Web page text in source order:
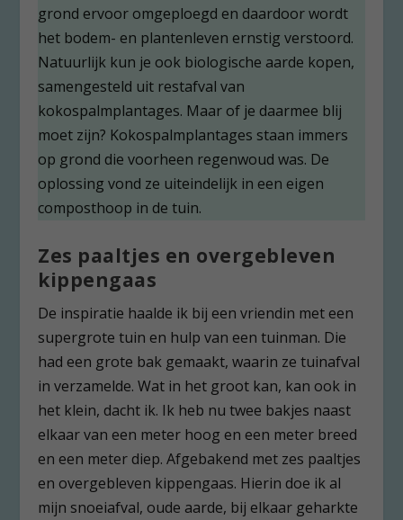
grond ervoor omgeploegd en daardoor wordt
het bodem- en plantenleven ernstig verstoord.
Natuurlijk kun je ook biologische aarde kopen,
samengesteld uit restafval van
kokospalmplantages. Maar of je daarmee blij
moet zijn? Kokospalmplantages staan immers
op grond die voorheen regenwoud was. De
oplossing vond ze uiteindelijk in een eigen
composthoop in de tuin.
Zes paaltjes en overgebleven
kippengaas
De inspiratie haalde ik bij een vriendin met een
supergrote tuin en hulp van een tuinman. Die
had een grote bak gemaakt, waarin ze tuinafval
in verzamelde. Wat in het groot kan, kan ook in
het klein, dacht ik. Ik heb nu twee bakjes naast
elkaar van een meter hoog en een meter breed
en een meter diep. Afgebakend met zes paaltjes
en overgebleven kippengaas. Hierin doe ik al
mijn snoeiafval, oude aarde, bij elkaar geharkte